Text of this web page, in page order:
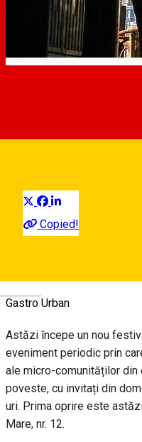
Copied!
S-au deschis locații noi în
am putea dori mai mult
Gastro Urban
Astăzi începe un nou
eveniment periodic prin
ale micro-comunităților
poveste, cu invitați din
uri. Prima oprire este
Mare, nr. 12.